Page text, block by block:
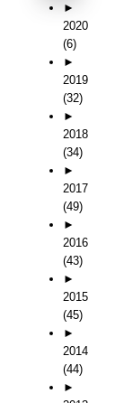
►
2020
(6)
►
2019
(32)
►
2018
(34)
►
2017
(49)
►
2016
(43)
►
2015
(45)
►
2014
(44)
►